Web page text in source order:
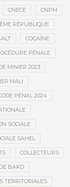
CNECE CNPM
RÉPUBLIQUE
COCAÏNE
PÉNALE
MINIER 2023
MALI
PÉNAL 2024
SOCIALE
SAHEL
COLLECTEURS
BAKO
TERRITORIALES